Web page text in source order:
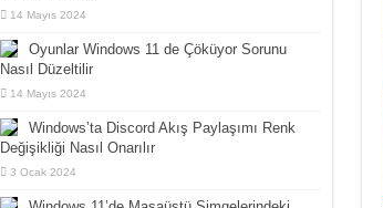
14 Mayıs 2024
Oyunlar Windows 11 de Çöküyor Sorunu
Nasıl Düzeltilir
14 Mayıs 2024
Windows’ta Discord Akış Paylaşımı Renk
Değişikliği Nasıl Onarılır
3 Ocak 2024